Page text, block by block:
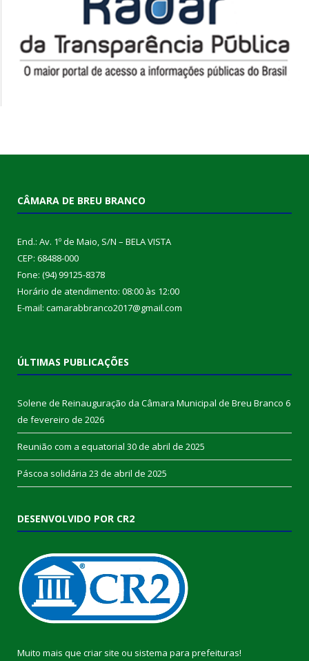
CÂMARA DE BREU BRANCO
End.: Av. 1º de Maio, S/N – BELA VISTA
CEP: 68488-000
Fone: (94) 99125-8378
Horário de atendimento: 08:00 às 12:00
E-mail: camarabbranco2017@gmail.com
ÚLTIMAS PUBLICAÇÕES
Solene de Reinauguração da Câmara Municipal de Breu Branco 6
de fevereiro de 2026
Reunião com a equatorial 30 de abril de 2025
Páscoa solidária 23 de abril de 2025
DESENVOLVIDO POR CR2
Muito mais que criar site ou sistema para prefeituras!